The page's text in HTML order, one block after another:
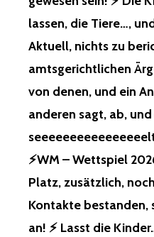
lassen, die Tiere…,
Aktuell, nichts zu
amtsgerichtlichen
von denen, und ein
anderen sagt, ab, und
⚡️WM – Wettspiel
Platz, zusätzlich,
Kontakte bestanden,
an! ⚡️ Lasst die